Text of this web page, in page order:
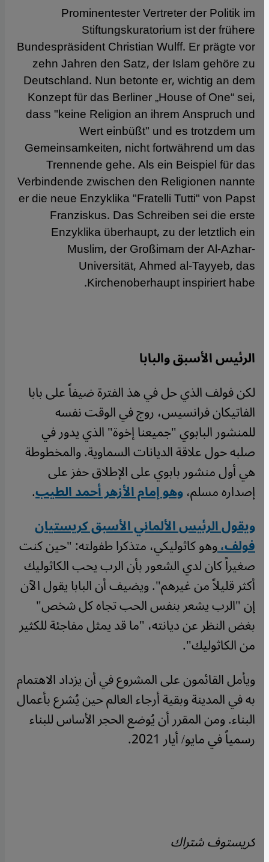
Prominentester Vertreter der Politik im
Stiftungskuratorium ist der frühere
Bundespräsident Christian Wulff. Er prägte vor
zehn Jahren den Satz, der Islam gehöre zu
Deutschland. Nun betonte er, wichtig an dem
Konzept für das Berliner „House of One“ sei,
dass "keine Religion an ihrem Anspruch und
Wert einbüßt" und es trotzdem um
Gemeinsamkeiten, nicht fortwährend um das
Trennende gehe. Als ein Beispiel für das
Verbindende zwischen den Religionen nannte
er die neue Enzyklika "Fratelli Tutti" von Papst
Franziskus. Das Schreiben sei die erste
Enzyklika überhaupt, zu der letztlich ein
Muslim, der Großimam der Al-Azhar-
Universität, Ahmed al-Tayyeb, das
Kirchenoberhaupt inspiriert habe.
الرئيس الأسبق والبابا
لكن فولف الذي حل في هذ الفترة ضيفاً على بابا
الفاتيكان فرانسيس، روج في الوقت نفسه
للمنشور البابوي "جميعنا إخوة" الذي يدور في
صلبه حول علاقة الديانات السماوية. والمخطوطة
هي أول منشور بابوي على الإطلاق حفز على
إصداره مسلم،وهو إمام الأزهر أحمد الطيب.
ويقول الرئيس الألماني الأسبق كريستيان
فولف،وهو كاثوليكي، متذكرا طفولته: "حين كنت
صغيراً كان لدي الشعور بأن الرب يحب الكاثوليك
أكثر قليلاً من غيرهم". ويضيف أن البابا يقول الآن
إن "الرب يشعر بنفس الحب تجاه كل شخص"
بغض النظر عن ديانته، "ما قد يمثل مفاجئة للكثير
من الكاثوليك".
ويأمل القائمون على المشروع في أن يزداد الاهتمام
به في المدينة وبقية أرجاء العالم حين يُشرع بأعمال
البناء. ومن المقرر أن يُوضع الحجر الأساس للبناء
رسمياً في مايو/ أيار 2021.
كريستوف شتراك